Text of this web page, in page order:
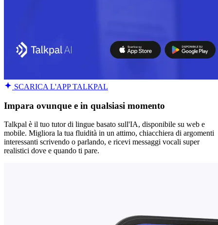
SCARICA L'APP TALKPAL
Impara ovunque e in qualsiasi momento
Talkpal è il tuo tutor di lingue basato sull'IA, disponibile su web e
mobile. Migliora la tua fluidità in un attimo, chiacchiera di argomenti
interessanti scrivendo o parlando, e ricevi messaggi vocali super
realistici dove e quando ti pare.